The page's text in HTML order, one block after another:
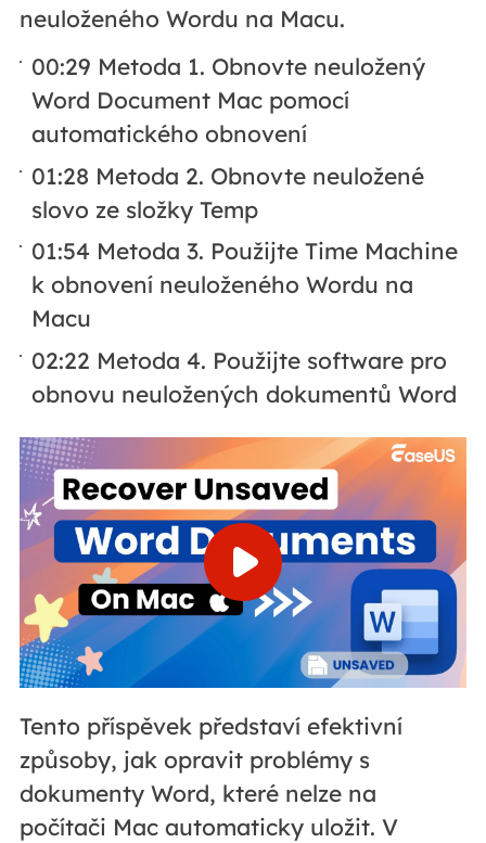
neuloženého Wordu na Macu.
00:29 Metoda 1. Obnovte neuložený
Word Document Mac pomocí
automatického obnovení
01:28 Metoda 2. Obnovte neuložené
slovo ze složky Temp
01:54 Metoda 3. Použijte Time Machine
k obnovení neuloženého Wordu na
Macu
02:22 Metoda 4. Použijte software pro
obnovu neuložených dokumentů Word
Tento příspěvek představí efektivní
způsoby, jak opravit problémy s
dokumenty Word, které nelze na
počítači Mac automaticky uložit. V